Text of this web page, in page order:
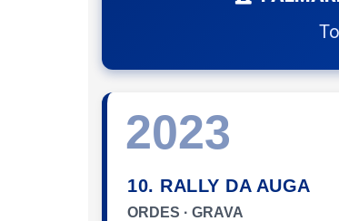
2023
10. RALLY DA AUGA
ORDES · GRAVA